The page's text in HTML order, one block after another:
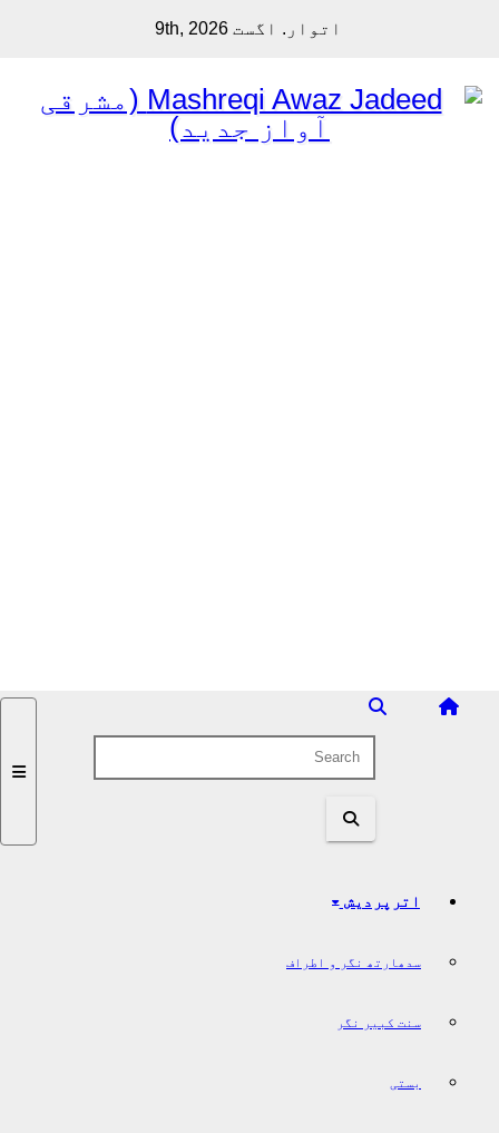
اتوار. اگست 9th, 2026
اترپردیش
سدھارتھ نگر و اطراف
سنت کبیر نگر
بستی